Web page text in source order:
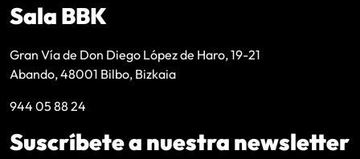
Sala BBK
Gran Vía de Don Diego López de Haro, 19-21
Abando, 48001 Bilbo, Bizkaia
944 05 88 24
Suscríbete a nuestra newsletter